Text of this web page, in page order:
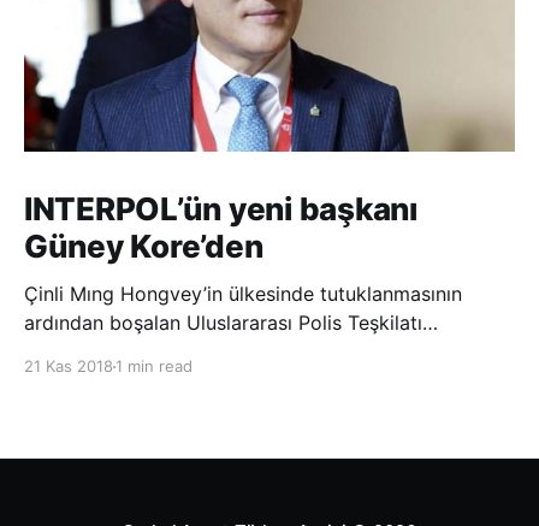
INTERPOL’ün yeni başkanı
Güney Kore’den
Çinli Mıng Hongvey’in ülkesinde tutuklanmasının
ardından boşalan Uluslararası Polis Teşkilatı
21 Kas 2018 1 min read